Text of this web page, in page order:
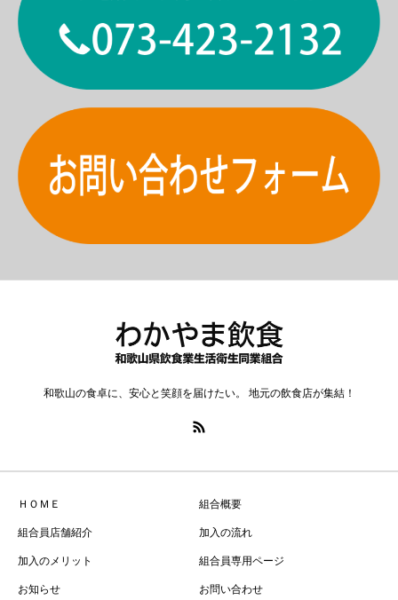
和歌山の食卓に、安心と笑顔を届けたい。 地元の飲食店が集結！
ＨＯＭＥ 組合概要
組合員店舗紹介 加入の流れ
加入のメリット 組合員専用ページ
お知らせ お問い合わせ